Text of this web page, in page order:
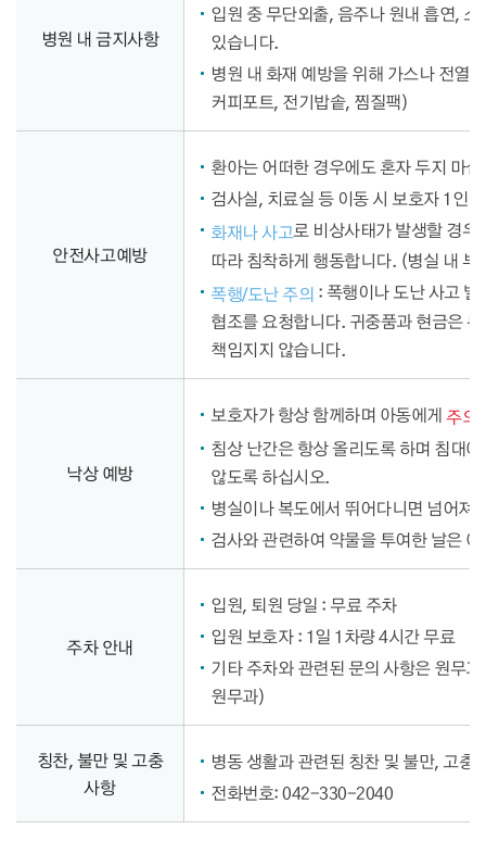
병원 내 금지사항
입원 중 무단외출, 음주나 원내 흡연,
있습니다.
병원 내 화재 예방을 위해 가스나 전열
커피포트, 전기밥솥, 찜질팩)
안전사고예방
환아는 어떠한 경우에도 혼자 두지 마
검사실, 치료실 등 이동 시 보호자 1인
화재나 사고로 비상사태가 발생할 경
따라 침착하게 행동합니다. (병실 내
폭행/도난 주의 : 폭행이나 도난 사고
협조를 요청합니다. 귀중품과 현금은
책임지지 않습니다.
낙상 예방
보호자가 항상 함께하며 아동에게주의
침상 난간은 항상 올리도록 하며 침대
않도록 하십시오.
병실이나 복도에서 뛰어다니면 넘어져
검사와 관련하여 약물을 투여한 날은
주차 안내
입원, 퇴원 당일 : 무료 주차
입원 보호자 : 1일 1차량 4시간 무료
기타 주차와 관련된 문의 사항은 원무
원무과)
칭찬, 불만 및 고충
사항
병동 생활과 관련된 칭찬 및 불만, 고
전화번호: 042-330-2040